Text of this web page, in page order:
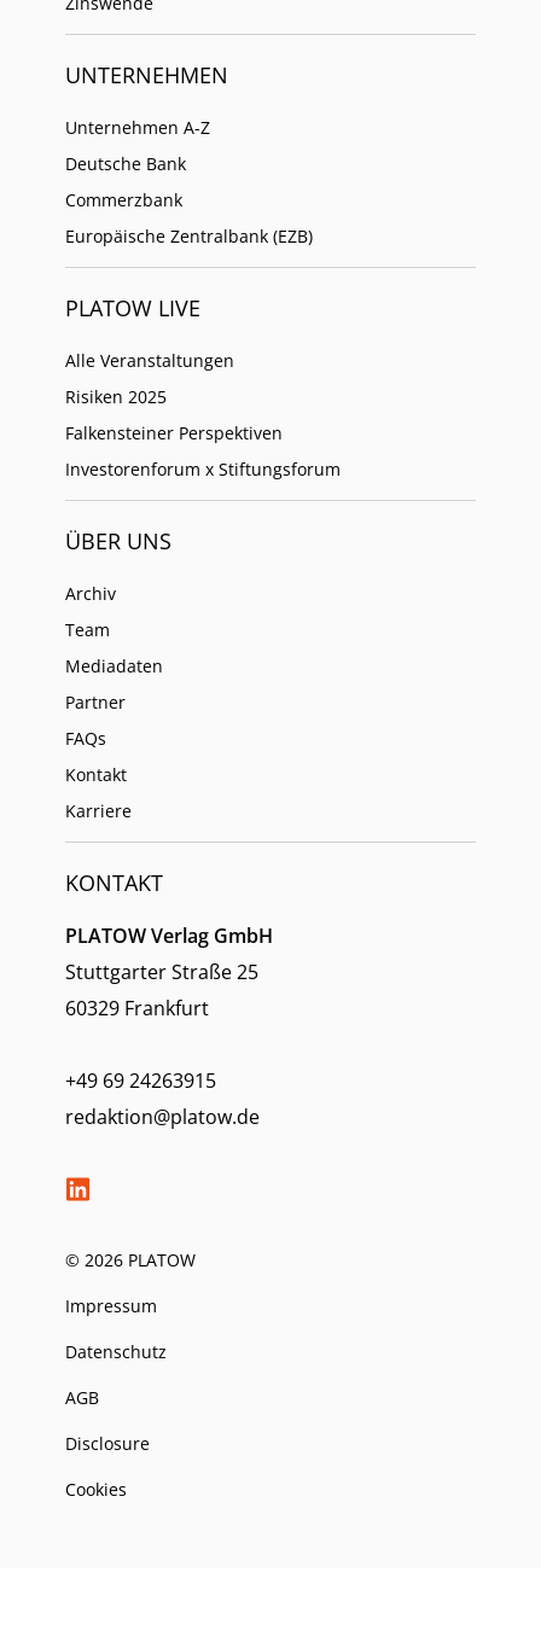
UNTERNEHMEN
Unternehmen A-Z
Deutsche Bank
Commerzbank
Europäische Zentralbank (EZB)
PLATOW LIVE
Alle Veranstaltungen
Risiken 2025
Falkensteiner Perspektiven
Investorenforum x Stiftungsforum
ÜBER UNS
Archiv
Team
Mediadaten
Partner
FAQs
Kontakt
Karriere
KONTAKT
PLATOW Verlag GmbH
Stuttgarter Straße 25
60329 Frankfurt
+49 69 24263915
redaktion@platow.de
© 2026 PLATOW
Impressum
Datenschutz
AGB
Disclosure
Cookies